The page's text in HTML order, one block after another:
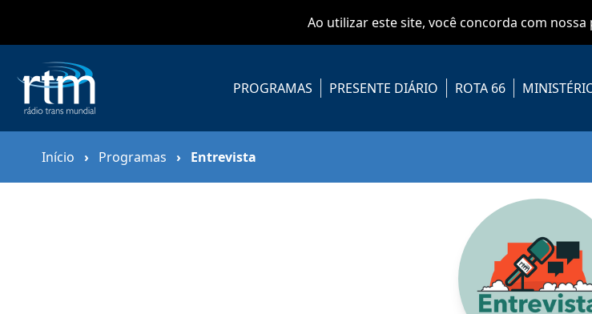
Ao utilizar este site, você concorda com nossa
PROGRAMAS PRESENTE DIÁRIO ROTA 66
Início › Programas › Entrevista